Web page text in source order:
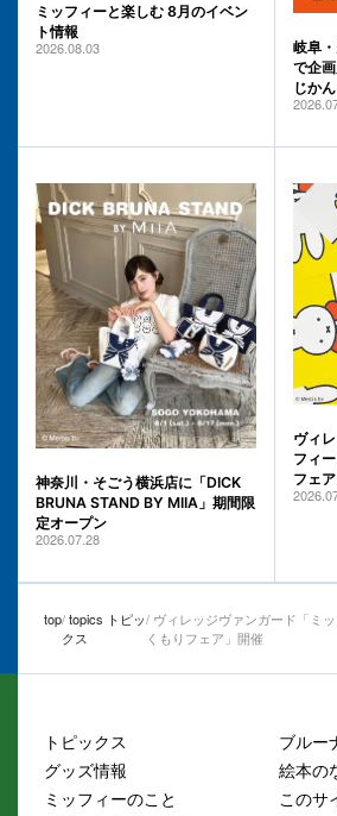
ミッフィーと楽しむ 8月のイベン
ト情報
2026.08.03
岐阜
で企
じか
神奈川・そごう横浜店に「DICK
BRUNA STAND BY MIIA」期間限
定オープン
2026.07.28
ヴィ
フィ
フェ
top topics トピッ
クス
ヴィレッジヴァンガード「ミ
くもりフェア」開催
トピックス
グッズ情報
ミッフィーのこと
ブルー
絵本の
このサ